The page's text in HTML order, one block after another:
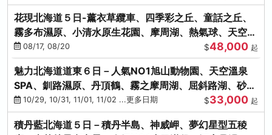
花現北海道５日-薰衣草纜車、四季彩之丘、童話之丘、
霧多布濕原、小清水原生花園、摩周湖、熱氣球、天空溫
泉SPA、螃蟹吃到飽
08/17, 08/20 $48,000 起
魅力北海道道東６日－人氣NO1旭山動物園、天空溫泉
SPA、釧路濕原、丹頂鶴、霧之摩周湖、屈斜路湖、砂湯
體驗10/29, 10/31, 11/01, 11/02 ...更多日期 $33,000 起
積丹藍北海道５日－積丹半島、神威岬、夢幻星型五稜